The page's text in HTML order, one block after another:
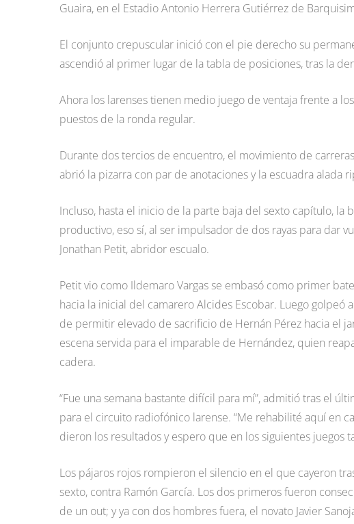
Guaira, en el Estadio Antonio Herrera Gutiérrez de
El conjunto crepuscular inició con el pie derecho su
ascendió al primer lugar de la tabla de posiciones, tras la
Ahora los larenses tienen medio juego de ventaja frente a
puestos de la ronda regular.
Durante dos tercios de encuentro, el movimiento de
abrió la pizarra con par de anotaciones y la escuadra alada
Incluso, hasta el inicio de la parte baja del sexto capítulo, la
productivo, eso sí, al ser impulsador de dos rayas para dar
Jonathan Petit, abridor escualo.
Petit vio como Ildemaro Vargas se embasó como primer
hacia la inicial del camarero Alcides Escobar. Luego golpeó
de permitir elevado de sacrificio de Hernán Pérez hacia el
escena servida para el imparable de Hernández, quien
cadera.
“Fue una semana bastante difícil para mí”, admitió tras el
para el circuito radiofónico larense. “Me rehabilité aquí en
dieron los resultados y espero que en los siguientes
Los pájaros rojos rompieron el silencio en el que cayeron
sexto, contra Ramón García. Los dos primeros fueron
de un out; y ya con dos hombres fuera, el novato Javier